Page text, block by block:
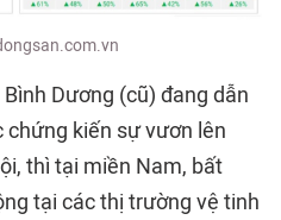
Dương (cũ) đang dẫn
chứng kiến sự vươn lên
thì tại miền Nam, bất
tại các thị trường vệ tinh